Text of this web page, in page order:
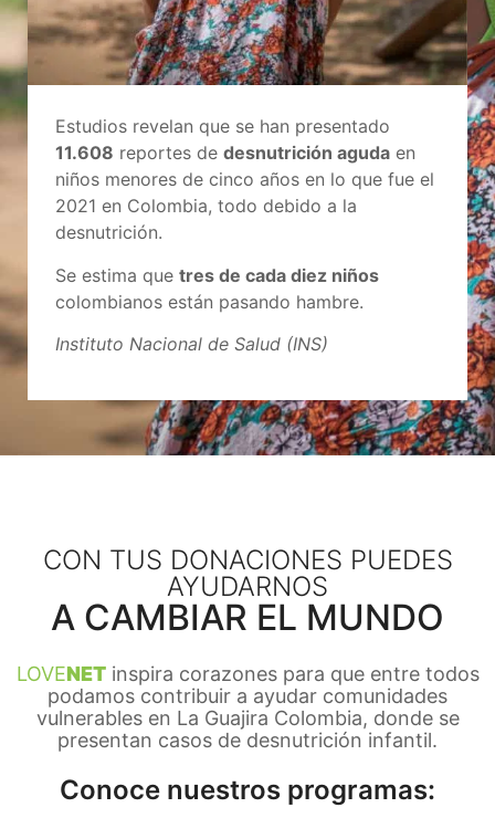
Estudios revelan que se han presentado
11.608 reportes de desnutrición aguda en
niños menores de cinco años en lo que fue el
2021 en Colombia, todo debido a la
desnutrición.
Se estima que tres de cada diez niños
colombianos están pasando hambre.
Instituto Nacional de Salud (INS)
CON TUS DONACIONES PUEDES
AYUDARNOS
A CAMBIAR EL MUNDO
LOVENETinspira corazones para que entre todos
podamos contribuir a ayudar comunidades
vulnerables en La Guajira Colombia, donde se
presentan casos de desnutrición infantil.
Conoce nuestros programas: